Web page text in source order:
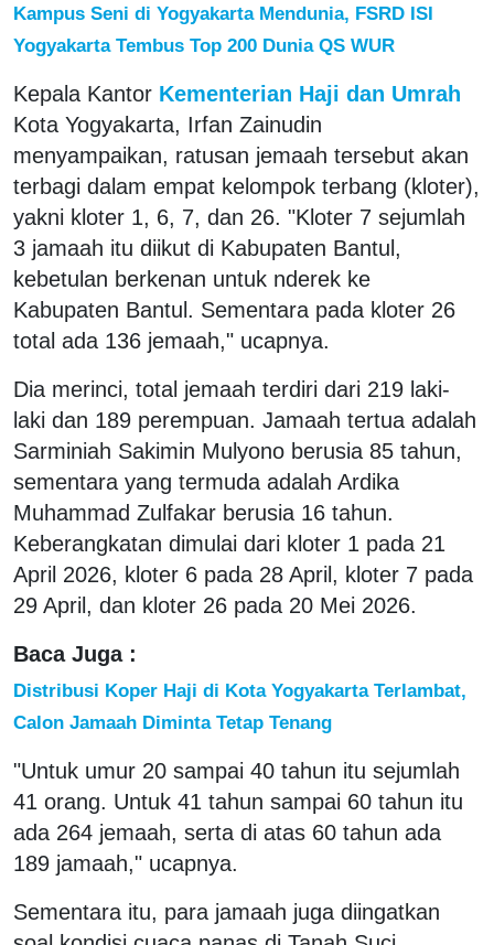
Kampus Seni di Yogyakarta Mendunia, FSRD ISI
Yogyakarta Tembus Top 200 Dunia QS WUR
Kepala Kantor Kementerian Haji dan Umrah
Kota Yogyakarta, Irfan Zainudin
menyampaikan, ratusan jemaah tersebut akan
terbagi dalam empat kelompok terbang (kloter),
yakni kloter 1, 6, 7, dan 26. "Kloter 7 sejumlah
3 jamaah itu diikut di Kabupaten Bantul,
kebetulan berkenan untuk nderek ke
Kabupaten Bantul. Sementara pada kloter 26
total ada 136 jemaah," ucapnya.
Dia merinci, total jemaah terdiri dari 219 laki-
laki dan 189 perempuan. Jamaah tertua adalah
Sarminiah Sakimin Mulyono berusia 85 tahun,
sementara yang termuda adalah Ardika
Muhammad Zulfakar berusia 16 tahun.
Keberangkatan dimulai dari kloter 1 pada 21
April 2026, kloter 6 pada 28 April, kloter 7 pada
29 April, dan kloter 26 pada 20 Mei 2026.
Baca Juga :
Distribusi Koper Haji di Kota Yogyakarta Terlambat,
Calon Jamaah Diminta Tetap Tenang
"Untuk umur 20 sampai 40 tahun itu sejumlah
41 orang. Untuk 41 tahun sampai 60 tahun itu
ada 264 jemaah, serta di atas 60 tahun ada
189 jamaah," ucapnya.
Sementara itu, para jamaah juga diingatkan